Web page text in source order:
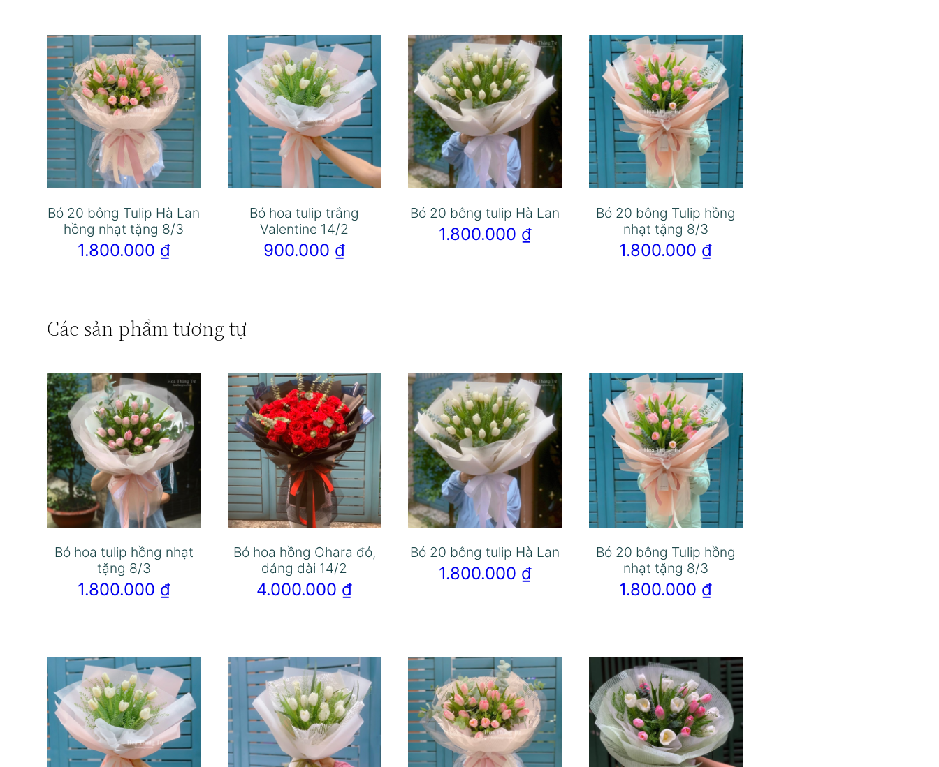
Bó 20 bông Tulip Hà Lan
hồng nhạt tặng 8/3
1.800.000 ₫
Bó hoa tulip trắng
Valentine 14/2
900.000 ₫
Bó 20 bông tulip Hà Lan
1.800.000 ₫
Bó 20 bông Tulip hồng
nhạt tặng 8/3
1.800.000 ₫
Các sản phẩm tương tự
Bó hoa tulip hồng nhạt
tặng 8/3
1.800.000 ₫
Bó hoa hồng Ohara đỏ,
dáng dài 14/2
4.000.000 ₫
Bó 20 bông tulip Hà Lan
1.800.000 ₫
Bó 20 bông Tulip hồng
nhạt tặng 8/3
1.800.000 ₫